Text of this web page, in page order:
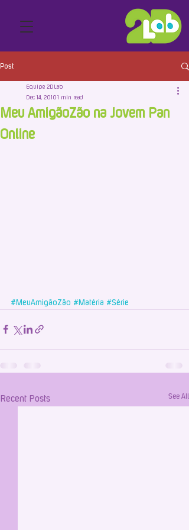
Post
Meu AmigãoZão na Jovem Pan
Online
Equipe 2DLab
Dec 14, 20101 min read
#MeuAmigãoZão #Matéria #Série
Recent Posts See All